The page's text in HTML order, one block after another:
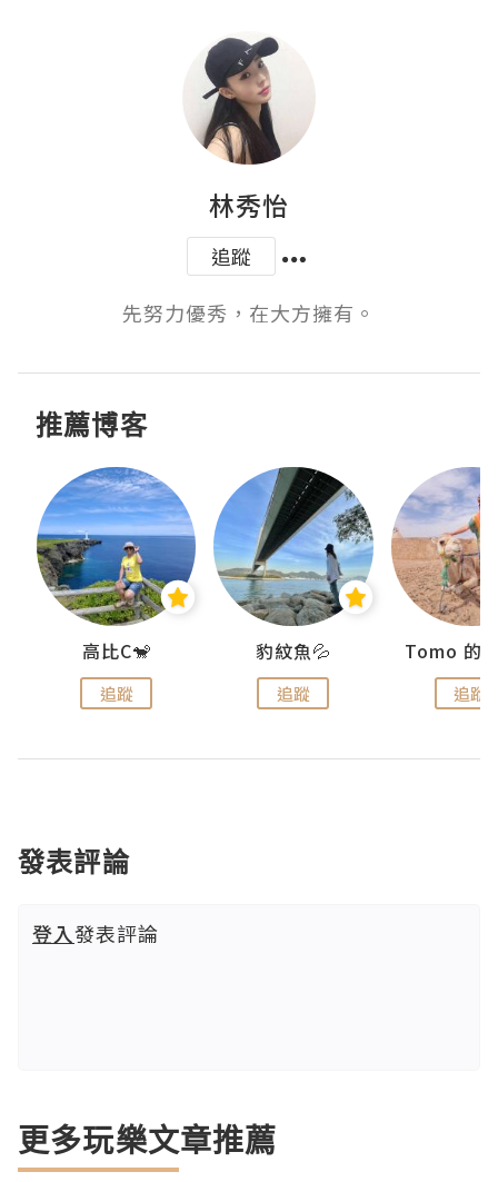
林秀怡
追蹤
先努力優秀，在大方擁有。
推薦博客
高比C🐒
追蹤
豹紋魚💦
追蹤 追蹤
發表評論
登入發表評論
更多玩樂文章推薦